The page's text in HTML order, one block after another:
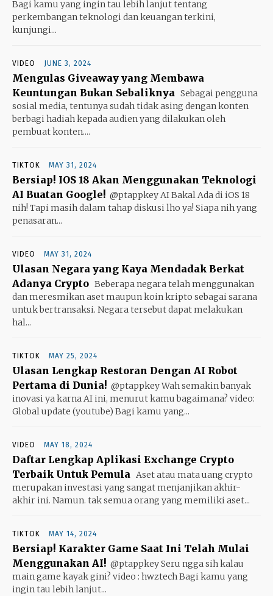
Bagi kamu yang ingin tau lebih lanjut tentang
perkembangan teknologi dan keuangan terkini,
kunjungi...
VIDEO JUNE 3, 2024
Mengulas Giveaway yang Membawa
Keuntungan Bukan Sebaliknya Sebagai pengguna
sosial media, tentunya sudah tidak asing dengan konten
berbagi hadiah kepada audien yang dilakukan oleh
pembuat konten....
TIKTOK MAY 31, 2024
Bersiap! IOS 18 Akan Menggunakan Teknologi
AI Buatan Google! @ptappkey AI Bakal Ada di iOS 18
nih! Tapi masih dalam tahap diskusi lho ya! Siapa nih yang
penasaran...
VIDEO MAY 31, 2024
Ulasan Negara yang Kaya Mendadak Berkat
Adanya Crypto Beberapa negara telah menggunakan
dan meresmikan aset maupun koin kripto sebagai sarana
untuk bertransaksi. Negara tersebut dapat melakukan
hal...
TIKTOK MAY 25, 2024
Ulasan Lengkap Restoran Dengan AI Robot
Pertama di Dunia! @ptappkey Wah semakin banyak
inovasi ya karna AI ini, menurut kamu bagaimana? video:
Global update (youtube) Bagi kamu yang...
VIDEO MAY 18, 2024
Daftar Lengkap Aplikasi Exchange Crypto
Terbaik Untuk Pemula Aset atau mata uang crypto
merupakan investasi yang sangat menjanjikan akhir-
akhir ini. Namun. tak semua orang yang memiliki aset...
TIKTOK MAY 14, 2024
Bersiap! Karakter Game Saat Ini Telah Mulai
Menggunakan AI! @ptappkey Seru ngga sih kalau
main game kayak gini? video : hwztech Bagi kamu yang
ingin tau lebih lanjut...